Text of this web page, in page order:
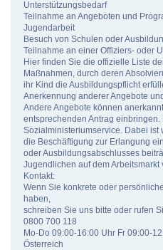
Unterstützungsbedarf
Teilnahme an Angeboten und
Jugendarbeit
Besuch von Schulen oder
Teilnahme an einer Offiziers- oder
Hier finden Sie die offizielle Liste
Maßnahmen, durch deren
ihr Kind die Ausbildungspflicht
Anerkennung anderer Angebote
Andere Angebote können
entsprechenden Antrag
Sozialministeriumservice. Dabei ist
die Beschäftigung zur Erlangung
oder Ausbildungsabschlusses
Jugendlichen auf dem Arbeitsmarkt
Kontakt:
Wenn Sie konkrete oder
haben,
schreiben Sie uns bitte oder rufen
0800 700 118
Mo-Do 09:00-16:00 Uhr Fr 09:00-
Österreich